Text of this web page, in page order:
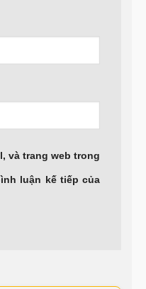
và trang web trong
luận kế tiếp của